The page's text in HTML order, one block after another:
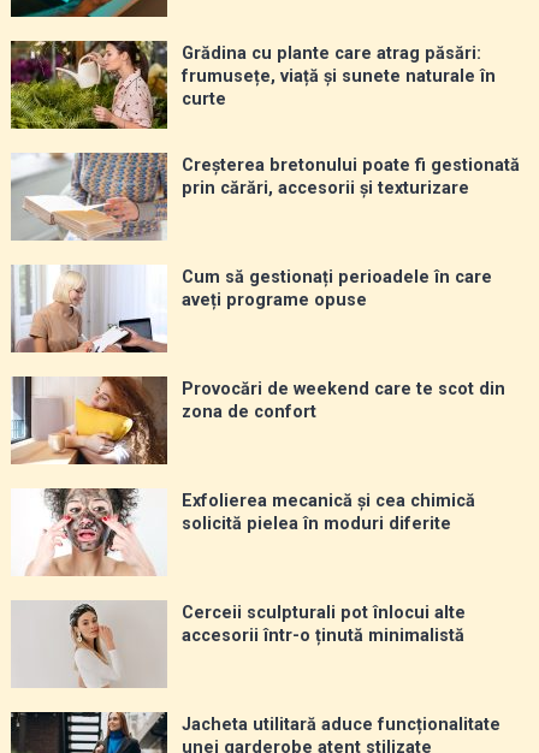
Grădina cu plante care atrag păsări:
frumusețe, viață și sunete naturale în
curte
Creșterea bretonului poate fi gestionată
prin cărări, accesorii și texturizare
Cum să gestionați perioadele în care
aveți programe opuse
Provocări de weekend care te scot din
zona de confort
Exfolierea mecanică și cea chimică
solicită pielea în moduri diferite
Cerceii sculpturali pot înlocui alte
accesorii într-o ținută minimalistă
Jacheta utilitară aduce funcționalitate
unei garderobe atent stilizate